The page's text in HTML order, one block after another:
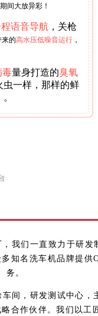
间大放异彩！
语音导航 ，关枪
的高水压低噪音运行，
毒量身打造的臭氧
虫一样，那样的鲜
们一直致力于研发
知名洗车机品牌提供
务。
间，研发测试中心，
合作伙伴。我们以工